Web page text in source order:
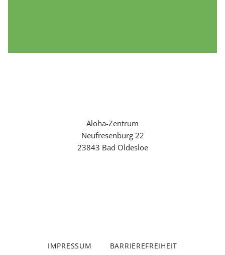
Aloha-Zentrum
Neufresenburg 22
23843 Bad Oldesloe
IMPRESSUM BARRIEREFREIHEIT